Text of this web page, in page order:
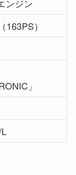
ンジン
163PS）
」